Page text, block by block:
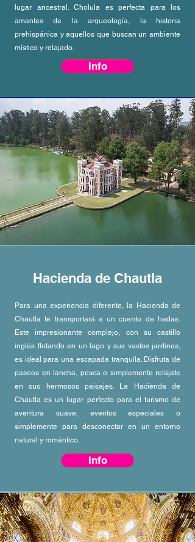
lugar ancestral. Cholula es perfecta para los
amantes de la arqueología, la historia
prehispánica y aquellos que buscan un ambiente
místico y relajado.
Info
Hacienda de Chautla
Para una experiencia diferente, la Hacienda de
Chautla te transportará a un cuento de hadas.
Este impresionante complejo, con su castillo
inglés flotando en un lago y sus vastos jardines,
es ideal para una escapada tranquila. Disfruta de
paseos en lancha, pesca o simplemente relájate
en sus hermosos paisajes. La Hacienda de
Chautla es un lugar perfecto para el turismo de
aventura suave, eventos especiales o
simplemente para desconectar en un entorno
natural y romántico.
Info